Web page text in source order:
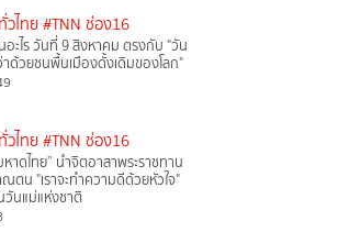
วไทย #TNN ช่อง16
ะไร วันที่ 9 สิงหาคม ตรงกับ "วัน
ด้วยชนพื้นเมืองดั้งเดิมของโลก"
วไทย #TNN ช่อง16
าดไทย” นำจิตอาสาพระราชทาน
ตน "เราจะทำความดีด้วยหัวใจ"
วันแม่แห่งชาติ